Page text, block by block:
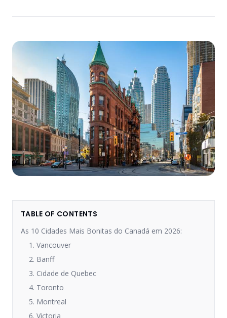
TABLE OF CONTENTS
As 10 Cidades Mais Bonitas do Canadá em 2026:
1. Vancouver
2. Banff
3. Cidade de Quebec
4. Toronto
5. Montreal
6. Victoria